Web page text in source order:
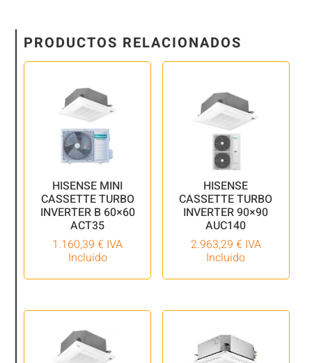
PRODUCTOS RELACIONADOS
HISENSE MINI
CASSETTE TURBO
INVERTER B 60×60
ACT35
1.160,39€ IVA
Incluido
HISENSE
CASSETTE TURBO
INVERTER 90×90
AUC140
2.963,29 € IVA
Incluido